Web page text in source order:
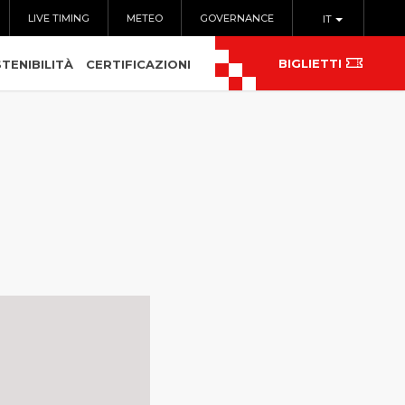
IT
LIVE TIMING METEO GOVERNANCE
CERTIFICAZIONI BIGLIETTI